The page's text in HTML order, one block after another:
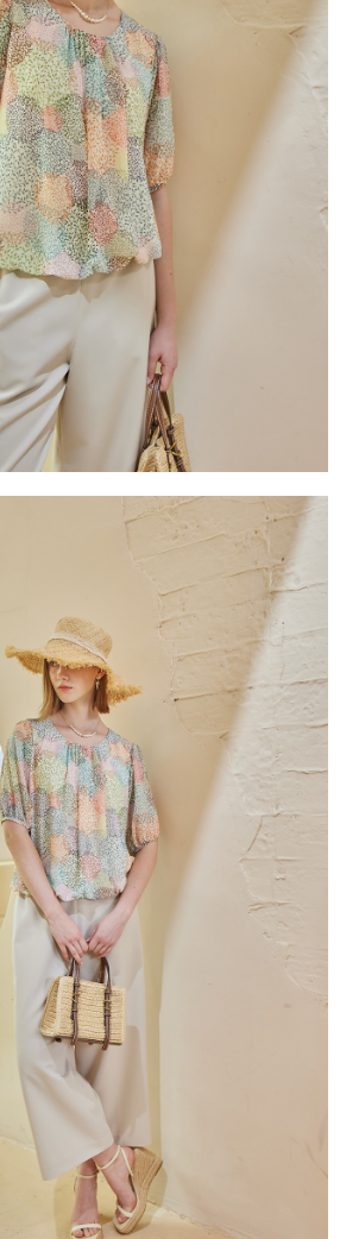
，請瀏覽以下網址：
徵得法定代理人或監護人之同意方可使用
經同意申辦者引起之損失，本公司不負相關責
」時，將依據個別帳號之用戶狀況，依本公司即
；若仍有額度不足之情形，本公司將視審查結果
或使用他人資訊註冊。若發現惡意使用之情形，
權停止該用戶之使用額度並採取法律行動。